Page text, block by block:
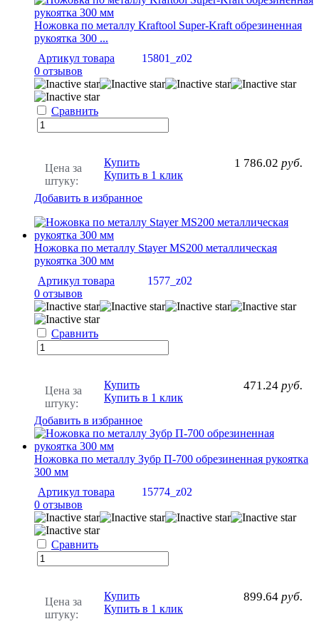
Ножовка по металлу Kraftool Super-Kraft обрезиненная
рукоятка 300 ...
Артикул товара
15801_z02
0 отзывов
Сравнить
Цена за
штуку:
1 786.02 руб.
Купить
Купить в 1 клик
Добавить в избранное
Ножовка по металлу Stayer MS200 металлическая
рукоятка 300 мм
Артикул товара
1577_z02
0 отзывов
Сравнить
Цена за
штуку:
471.24 руб.
Купить
Купить в 1 клик
Добавить в избранное
Ножовка по металлу Зубр П-700 обрезиненная рукоятка
300 мм
Артикул товара
15774_z02
0 отзывов
Сравнить
Цена за
штуку:
899.64 руб.
Купить
Купить в 1 клик